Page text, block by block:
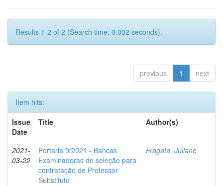
Results 1-2 of 2 (Search time: 0.002 seconds).
previous 1 next
Item hits:
Issue
Date
Title Author(s)
2021-
03-22
Portaria 9/2021 - Bancas
Examinadoras de seleção para
contratação de Professor
Substituto
Fragata, Juliane